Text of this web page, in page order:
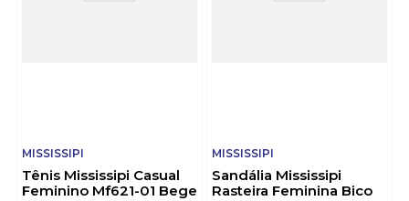
MISSISSIPI
Tênis Mississipi Casual
Feminino Mf621-01 Bege
MISSISSIPI
Sandália Mississipi
Rasteira Feminina Bico